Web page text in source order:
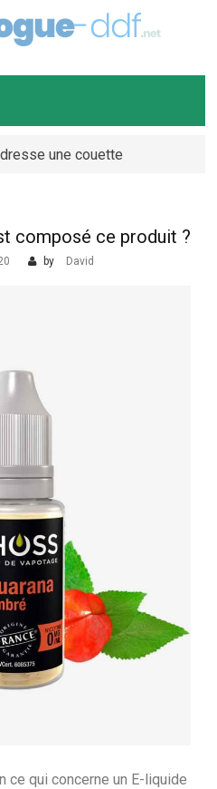
DDF.NET
une couette
composé ce produit ?
by David
ce qui concerne un E-liquide